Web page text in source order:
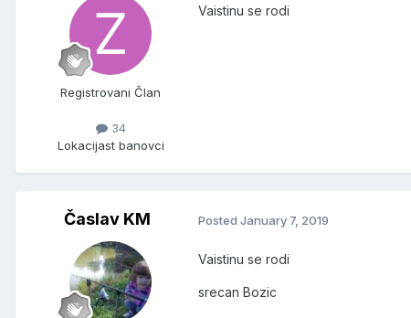
Registrovani Član
34
Lokacijast banovci
Vaistinu se rodi
Časlav KM Posted January 7, 2019
Vaistinu se rodi
srecan Bozic